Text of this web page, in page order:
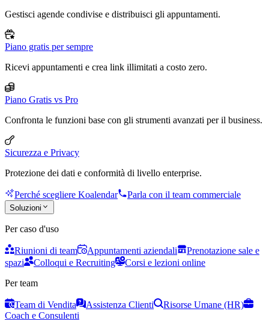
Gestisci agende condivise e distribuisci gli appuntamenti.
Piano gratis per sempre
Ricevi appuntamenti e crea link illimitati a costo zero.
Piano Gratis vs Pro
Confronta le funzioni base con gli strumenti avanzati per il business.
Sicurezza e Privacy
Protezione dei dati e conformità di livello enterprise.
Perché scegliere Koalendar Parla con il team commerciale
Soluzioni
Per caso d'uso
Riunioni di team Appuntamenti aziendali
Prenotazione sale e
spazi
Colloqui e Recruiting
Corsi e lezioni online
Per team
Team di Vendita Assistenza Clienti
Risorse Umane (HR)
Coach e Consulenti